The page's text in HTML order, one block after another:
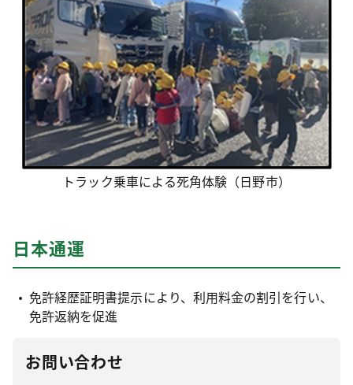
トラック乗車による死角体験（日野市）
日本通運
免許経歴証明書提示により、利用料金の割引を行い、
免許返納を促進
お問い合わせ